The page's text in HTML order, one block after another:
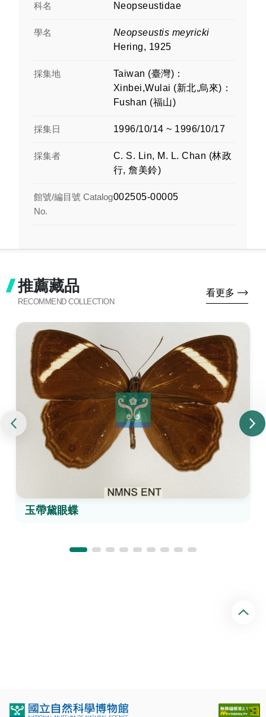
科名 Neopseustidae
學名
Neopseustis meyricki
Hering, 1925
採集地
Taiwan (臺灣)：
Xinbei,Wulai (新北,烏來)：
Fushan (福山)
採集日 1996/10/14 ~ 1996/10/17
採集者
C. S. Lin, M. L. Chan (林政
行, 詹美鈴)
館號/編目號 Catalog
No.
002505-00005
推薦藏品
RECOMMEND COLLECTION
看更多
玉帶黛眼蝶
回
頂
端